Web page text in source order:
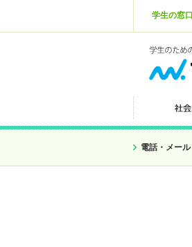
学生の窓口
電話・メール